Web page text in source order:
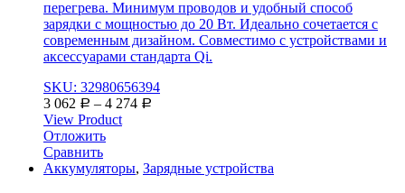
перегрева. Минимум проводов и удобный способ
зарядки с мощностью до 20 Вт. Идеально сочетается с
современным дизайном. Совместимо с устройствами и
аксессуарами стандарта Qi.
SKU: 32980656394
3 062 Р – 4 274 Р
View Product
Отложить
Сравнить
Аккумуляторы, Зарядные устройства